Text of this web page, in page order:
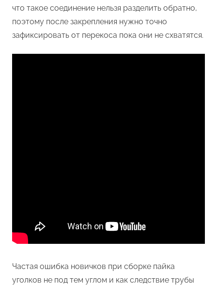
что такое соединение нельзя разделить обратно,
поэтому после закрепления нужно точно
зафиксировать от перекоса пока они не схватятся.
Частая ошибка новичков при сборке пайка
уголков не под тем углом и как следствие трубы